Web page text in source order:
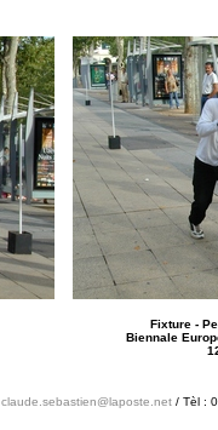
Fixture -
Biennale
claude.sebastien@laposte.net / Tèl :